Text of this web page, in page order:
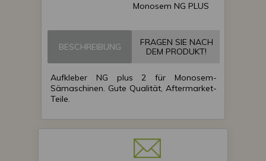
Monosem NG PLUS
BESCHREIBUNG
FRAGEN SIE NACH
DEM PRODUKT!
Aufkleber NG plus 2 für Monosem-
Sämaschinen. Gute Qualität, Aftermarket-
Teile.